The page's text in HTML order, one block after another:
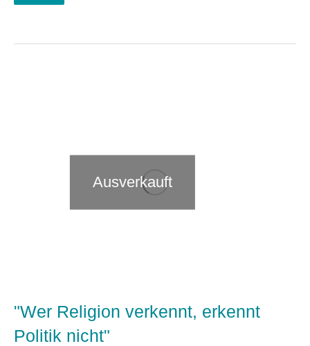
Ausverkauft
"Wer Religion verkennt, erkennt
Politik nicht"